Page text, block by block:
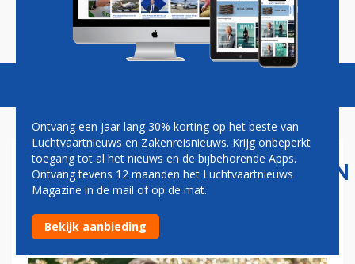
Magazine Podcasts Vacatures
LUCHTVAARTMAATSCHAPPIJEN
TEGEN VERPLICHT
SCHRAPPEN VLUCHTEN
Ontvang een jaar lang 30% korting op het beste van
Luchtvaartnieuws en Zakenreisnieuws. Krijg onbeperkt
toegang tot al het nieuws en de bijbehorende Apps.
Ontvang tevens 12 maanden het Luchtvaartnieuws
Magazine in de mail of op de mat.
Bekijk aanbieding